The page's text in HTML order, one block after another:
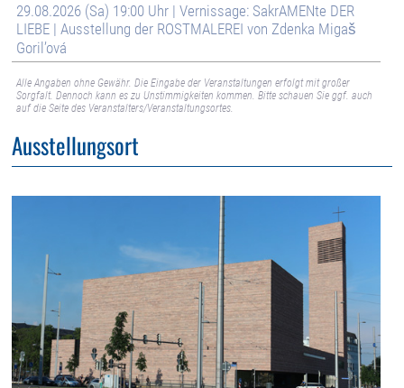
29.08.2026 (Sa) 19:00 Uhr | Vernissage: SakrAMENte DER
LIEBE | Ausstellung der ROSTMALEREI von Zdenka Migaš
Goril’ová
Alle Angaben ohne Gewähr. Die Eingabe der Veranstaltungen erfolgt mit großer
Sorgfalt. Dennoch kann es zu Unstimmigkeiten kommen. Bitte schauen Sie ggf. auch
auf die Seite des Veranstalters/Veranstaltungsortes.
Ausstellungsort